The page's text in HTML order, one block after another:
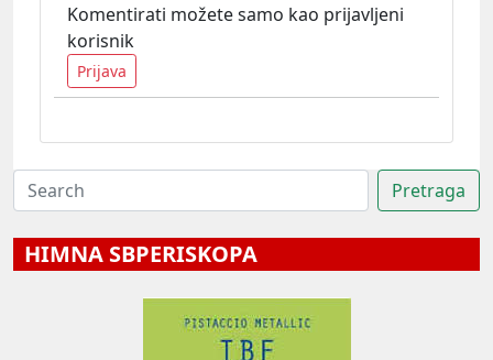
Komentirati možete samo kao prijavljeni
korisnik
Prijava
HIMNA SBPERISKOPA